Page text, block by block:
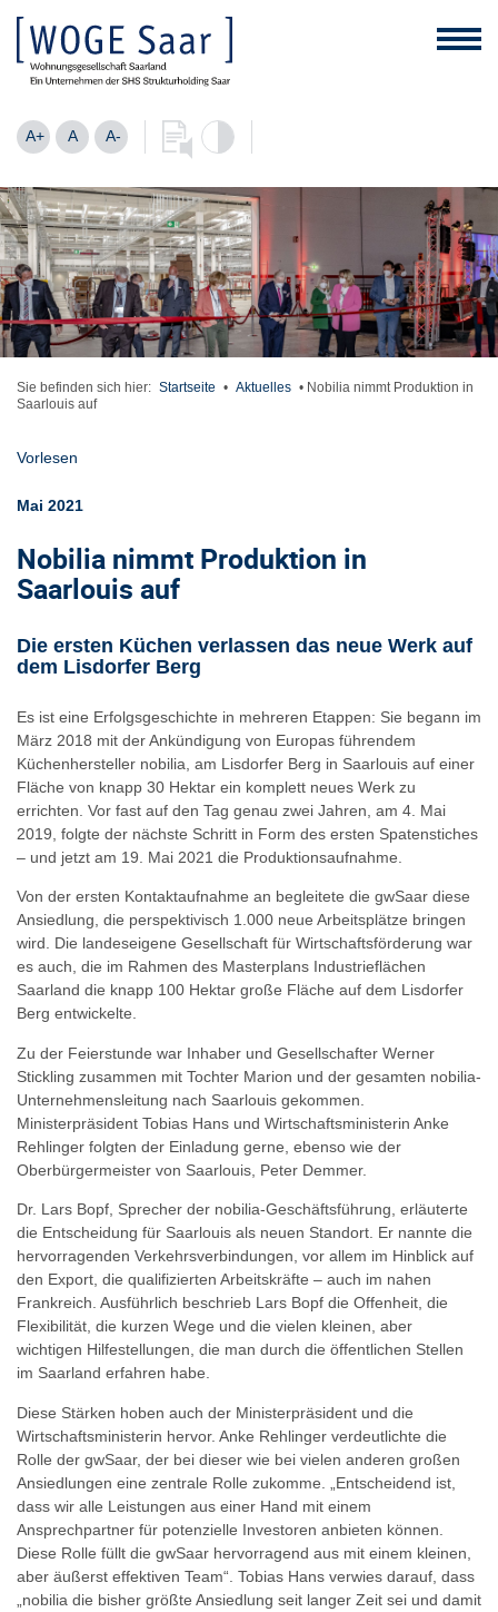
A+ A A-
Sie befinden sich hier: Startseite • Aktuelles • Nobilia nimmt Produktion in
Saarlouis auf
Vorlesen
Mai 2021
Nobilia nimmt Produktion in
Saarlouis auf
Die ersten Küchen verlassen das neue Werk auf
dem Lisdorfer Berg
Es ist eine Erfolgsgeschichte in mehreren Etappen: Sie begann im
März 2018 mit der Ankündigung von Europas führendem
Küchenhersteller nobilia, am Lisdorfer Berg in Saarlouis auf einer
Fläche von knapp 30 Hektar ein komplett neues Werk zu
errichten. Vor fast auf den Tag genau zwei Jahren, am 4. Mai
2019, folgte der nächste Schritt in Form des ersten Spatenstiches
– und jetzt am 19. Mai 2021 die Produktionsaufnahme.
Von der ersten Kontaktaufnahme an begleitete die gwSaar diese
Ansiedlung, die perspektivisch 1.000 neue Arbeitsplätze bringen
wird. Die landeseigene Gesellschaft für Wirtschaftsförderung war
es auch, die im Rahmen des Masterplans Industrieflächen
Saarland die knapp 100 Hektar große Fläche auf dem Lisdorfer
Berg entwickelte.
Zu der Feierstunde war Inhaber und Gesellschafter Werner
Stickling zusammen mit Tochter Marion und der gesamten nobilia-
Unternehmensleitung nach Saarlouis gekommen.
Ministerpräsident Tobias Hans und Wirtschaftsministerin Anke
Rehlinger folgten der Einladung gerne, ebenso wie der
Oberbürgermeister von Saarlouis, Peter Demmer.
Dr. Lars Bopf, Sprecher der nobilia-Geschäftsführung, erläuterte
die Entscheidung für Saarlouis als neuen Standort. Er nannte die
hervorragenden Verkehrsverbindungen, vor allem im Hinblick auf
den Export, die qualifizierten Arbeitskräfte – auch im nahen
Frankreich. Ausführlich beschrieb Lars Bopf die Offenheit, die
Flexibilität, die kurzen Wege und die vielen kleinen, aber
wichtigen Hilfestellungen, die man durch die öffentlichen Stellen
im Saarland erfahren habe.
Diese Stärken hoben auch der Ministerpräsident und die
Wirtschaftsministerin hervor. Anke Rehlinger verdeutlichte die
Rolle der gwSaar, der bei dieser wie bei vielen anderen großen
Ansiedlungen eine zentrale Rolle zukomme. „Entscheidend ist,
dass wir alle Leistungen aus einer Hand mit einem
Ansprechpartner für potenzielle Investoren anbieten können.
Diese Rolle füllt die gwSaar hervorragend aus mit einem kleinen,
aber äußerst effektiven Team“. Tobias Hans verwies darauf, dass
„nobilia die bisher größte Ansiedlung seit langer Zeit sei und damit